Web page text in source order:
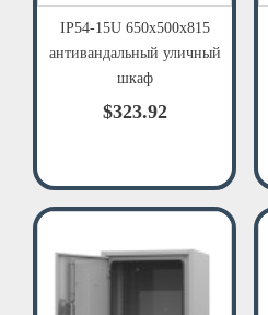
IP54-15U 650х500х815
антивандальный уличный
шкаф
$323.92